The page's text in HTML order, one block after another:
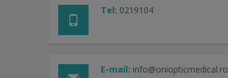
Tel: 0219104
E-mail: info@oniopticmedical.ro